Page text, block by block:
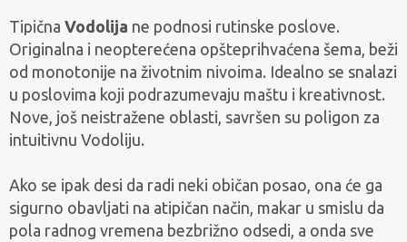
Tipična Vodolija ne podnosi rutinske poslove.
Originalna i neopterećena opšteprihvaćena šema, beži
od monotonije na životnim nivoima. Idealno se snalazi
u poslovima koji podrazumevaju maštu i kreativnost.
Nove, još neistražene oblasti, savršen su poligon za
intuitivnu Vodoliju.
Ako se ipak desi da radi neki običan posao, ona će ga
sigurno obavljati na atipičan način, makar u smislu da
pola radnog vremena bezbrižno odsedi, a onda sve